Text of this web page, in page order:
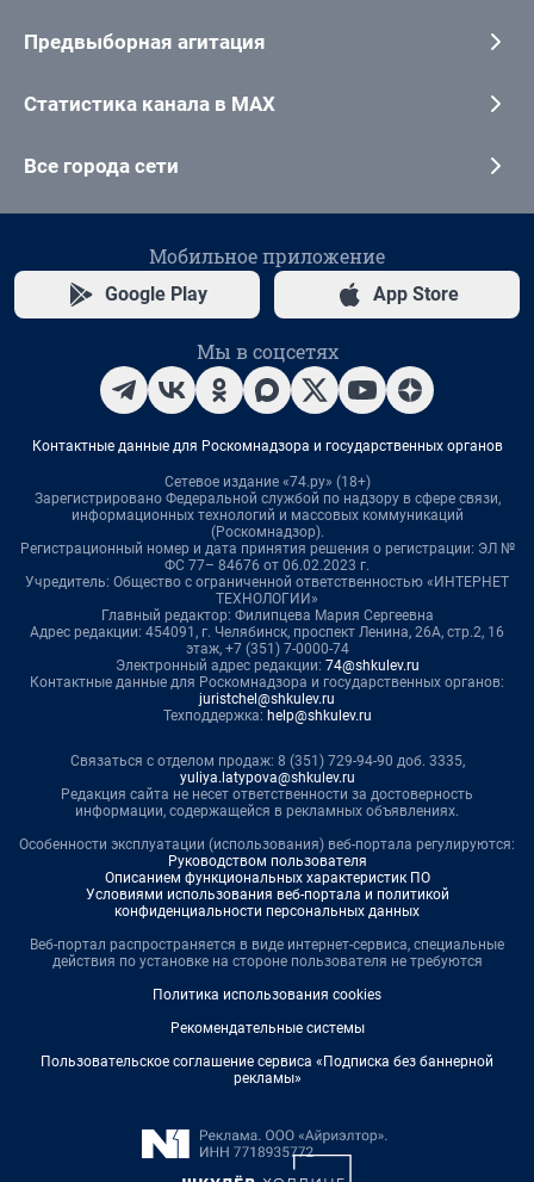
Предвыборная агитация
Статистика канала в MAX
Все города сети
Мобильное приложение
Google Play App Store
Мы в соцсетях
Контактные данные для Роскомнадзора и государственных органов
Сетевое издание «74.ру» (18+)
Зарегистрировано Федеральной службой по надзору в сфере связи,
информационных технологий и массовых коммуникаций
(Роскомнадзор).
Регистрационный номер и дата принятия решения о регистрации: ЭЛ №
ФС 77– 84676 от 06.02.2023 г.
Учредитель: Общество с ограниченной ответственностью «ИНТЕРНЕТ
ТЕХНОЛОГИИ»
Главный редактор: Филипцева Мария Сергеевна
Адрес редакции: 454091, г. Челябинск, проспект Ленина, 26А, стр.2, 16
этаж, +7 (351) 7-0000-74
Электронный адрес редакции: 74@shkulev.ru
Контактные данные для Роскомнадзора и государственных органов:
juristchel@shkulev.ru
Техподдержка: help@shkulev.ru
Связаться с отделом продаж: 8 (351) 729-94-90 доб. 3335,
yuliya.latypova@shkulev.ru
Редакция сайта не несет ответственности за достоверность
информации, содержащейся в рекламных объявлениях.
Особенности эксплуатации (использования) веб-портала регулируются:
Руководством пользователя
Описанием функциональных характеристик ПО
Условиями использования веб-портала и политикой
конфиденциальности персональных данных
Веб-портал распространяется в виде интернет-сервиса, специальные
действия по установке на стороне пользователя не требуются
Политика использования cookies
Рекомендательные системы
Пользовательское соглашение сервиса «Подписка без баннерной
рекламы»